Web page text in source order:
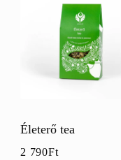
Életerő tea
2 790Ft